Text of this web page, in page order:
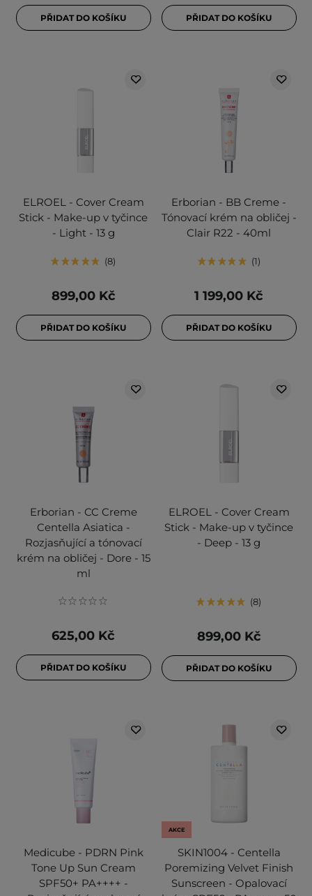
PŘIDAT DO KOŠÍKU PŘIDAT DO KOŠÍKU
ELROEL - Cover Cream
Stick - Make-up v tyčince
- Light - 13 g
8
899,00 Kč
PŘIDAT DO KOŠÍKU
Erborian - BB Creme -
Tónovací krém na obličej -
Clair R22 - 40ml
1
1 199,00 Kč
PŘIDAT DO KOŠÍKU
Erborian - CC Creme
Centella Asiatica -
Rozjasňující a tónovací
krém na obličej - Dore - 15
ml
625,00 Kč
PŘIDAT DO KOŠÍKU
ELROEL - Cover Cream
Stick - Make-up v tyčince
- Deep - 13 g
8
899,00 Kč
PŘIDAT DO KOŠÍKU
Medicube - PDRN Pink
Tone Up Sun Cream
SPF50+ PA++++ -
AKCE
SKIN1004 - Centella
Poremizing Velvet Finish
Sunscreen - Opalovací